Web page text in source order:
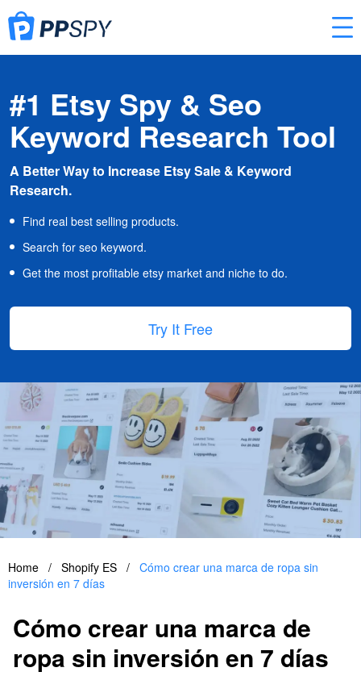
#1 Etsy Spy & Seo
Keyword Research Tool
A Better Way to Increase Etsy Sale & Keyword
Research.
Find real best selling products.
Search for seo keyword.
Get the most profitable etsy market and niche to do.
Try It Free
Home / Shopify ES / Cómo crear una marca de ropa sin
inversión en 7 días
Cómo crear una marca de
ropa sin inversión en 7 días